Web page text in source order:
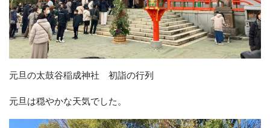
元旦の太鼓谷稲成神社 初詣の行列
元旦は穏やかな天気でした。